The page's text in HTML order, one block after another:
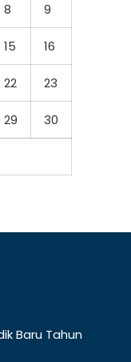
8 9
15 16
22 23
29 30
Baru Tahun